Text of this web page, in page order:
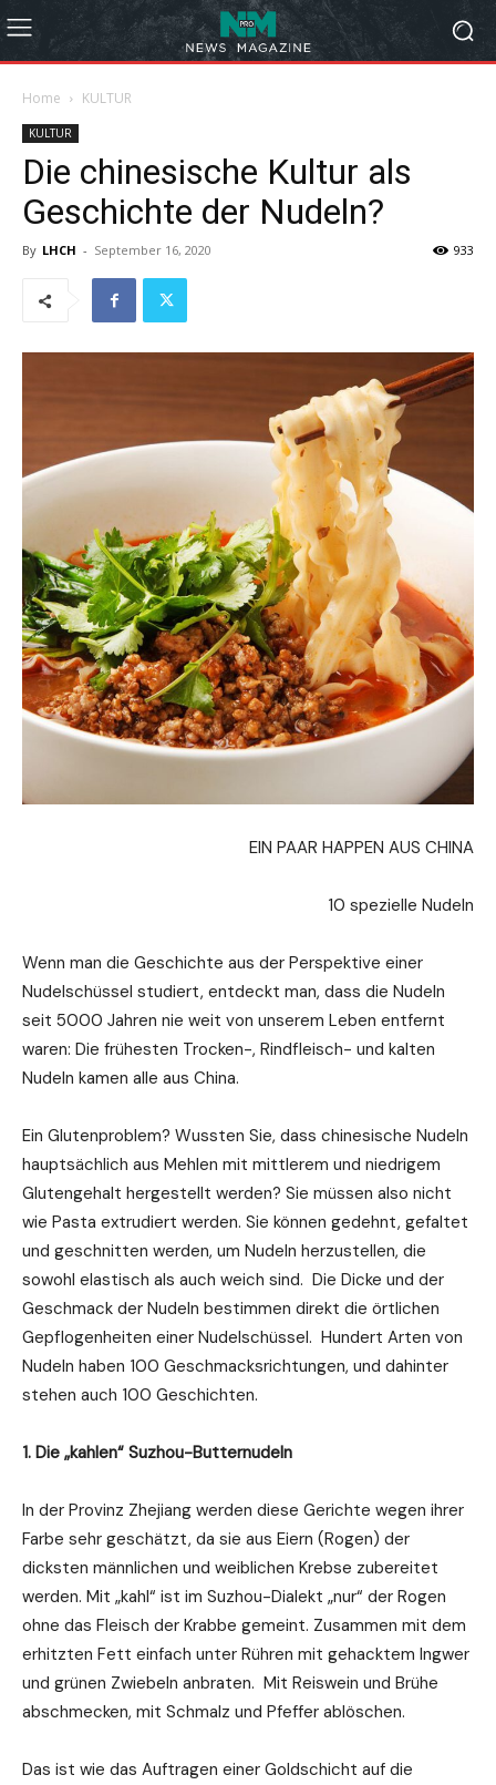
Home KULTUR
KULTUR
Die chinesische Kultur als
Geschichte der Nudeln?
By LHCH - September 16, 2020 933
EIN PAAR HAPPEN AUS CHINA
10 spezielle Nudeln
Wenn man die Geschichte aus der Perspektive einer
Nudelschüssel studiert, entdeckt man, dass die Nudeln
seit 5000 Jahren nie weit von unserem Leben entfernt
waren: Die frühesten Trocken-, Rindfleisch- und kalten
Nudeln kamen alle aus China.
Ein Glutenproblem? Wussten Sie, dass chinesische Nudeln
hauptsächlich aus Mehlen mit mittlerem und niedrigem
Glutengehalt hergestellt werden? Sie müssen also nicht
wie Pasta extrudiert werden. Sie können gedehnt, gefaltet
und geschnitten werden, um Nudeln herzustellen, die
sowohl elastisch als auch weich sind. Die Dicke und der
Geschmack der Nudeln bestimmen direkt die örtlichen
Gepflogenheiten einer Nudelschüssel. Hundert Arten von
Nudeln haben 100 Geschmacksrichtungen, und dahinter
stehen auch 100 Geschichten.
1. Die „kahlen“ Suzhou-Butternudeln
In der Provinz Zhejiang werden diese Gerichte wegen ihrer
Farbe sehr geschätzt, da sie aus Eiern (Rogen) der
dicksten männlichen und weiblichen Krebse zubereitet
werden. Mit „kahl“ ist im Suzhou-Dialekt „nur“ der Rogen
ohne das Fleisch der Krabbe gemeint. Zusammen mit dem
erhitzten Fett einfach unter Rühren mit gehacktem Ingwer
und grünen Zwiebeln anbraten. Mit Reiswein und Brühe
abschmecken, mit Schmalz und Pfeffer ablöschen.
Das ist wie das Auftragen einer Goldschicht auf die